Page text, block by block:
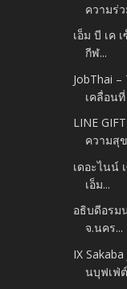
ความร่
เอ็ม บี เค
กีฬ...
JobThai
เคลื่อนที่
LINE
ความสุ
เดอะไนน์
เอ็ม...
อธิบดีอรม
จ.นคร...
IX
นบุฟเฟ่ต์